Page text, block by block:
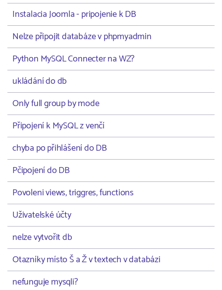
Instalacia Joomla - pripojenie k DB
Nelze připojit databáze v phpmyadmin
Python MySQL Connecter na WZ?
ukládání do db
Only full group by mode
Připojení k MySQL z venčí
chyba po přihlášení do DB
Pčipojení do DB
Povoleni views, triggres, functions
Uživatelské účty
nelze vytvořit db
Otazníky místo Š a Ž v textech v databázi
nefunguje mysqli?